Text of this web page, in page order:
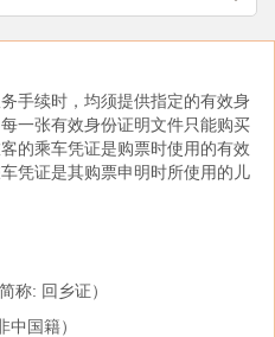
手续时，均须提供指定的有效身
一张有效身份证明文件只能购买
的乘车凭证是购票时使用的有效
凭证是其购票申明时所使用的儿
称: 回乡证）
国籍）